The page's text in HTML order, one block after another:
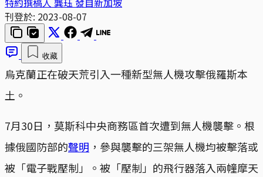
刊登於: 2023-08-07
收藏
烏克蘭正在破天荒引入一種新型無人機攻擊俄羅斯本
土。
7月30日，莫斯科中央商務區首次遭到無人機襲擊。根
據俄國防部的聲明 ，參與襲擊的三架無人機均被擊落或
被「電子戰壓制」。被「壓制」的飛行器落入兩幢摩天